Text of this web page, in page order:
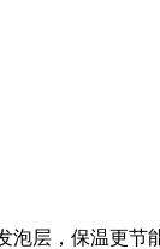
层，保温更